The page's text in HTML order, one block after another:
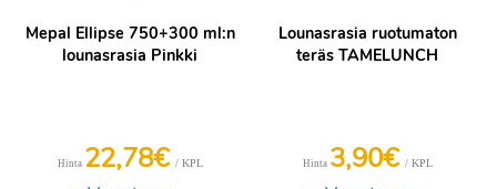
Mepal Ellipse 750+300 ml:n
lounasrasia Pinkki
Hinta 22,78€ / KPL
Lounasrasia ruotumaton
teräs TAMELUNCH
Hinta 3,90€ / KPL